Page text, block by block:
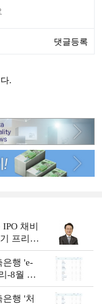
채비
프리
행 'e-
-8월 2
행 '처